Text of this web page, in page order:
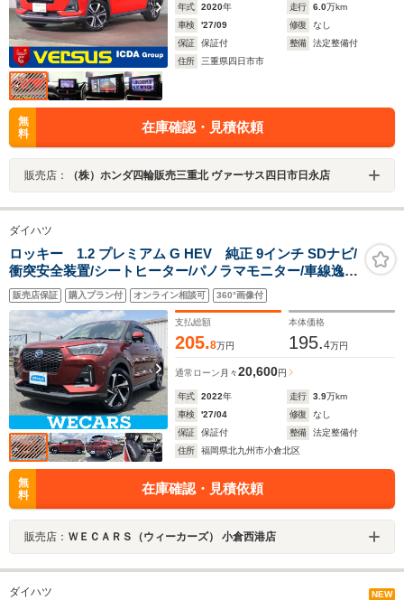
年式 2020年 走行 6.0万km
車検
'27/09 修復
なし
保証
保証付 整備
法定整備付
住所
三重県四日市市
無
料
在庫確認・見積依頼
販売店： （株）ホンダ四輪販売三重北 ヴァーサス四日市日永店
ダイハツ
ロッキー 1.2 プレミアム G HEV 純正 9インチ SDナビ/
衝突安全装置/シートヒーター/パノラマモニター/車線逸脱
防止支援システム/シート ハーフレザー/ドライブレコーダ
ー 純正/ヘッドランプ LED
販売店保証 購入プラン付 オンライン相談可 360°画像付
支払総額
205.8万円
本体価格
195.4万円
通常ローン 月々20,600円
年式 2022年 走行 3.9万km
車検
'27/04 修復
なし
保証
保証付 整備
法定整備付
住所
福岡県北九州市小倉北区
無
料
在庫確認・見積依頼
販売店： ＷＥＣＡＲＳ（ウィーカーズ） 小倉西港店
ダイハツ NEW